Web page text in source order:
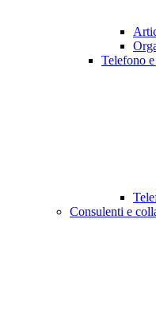
Telefono
Consulenti e